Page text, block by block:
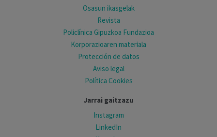
Osasun ikasgelak
Revista
Policlínica Gipuzkoa Fundazioa
Korporazioaren materiala
Protección de datos
Aviso legal
Política Cookies
Jarrai gaitzazu
Instagram
LinkedIn